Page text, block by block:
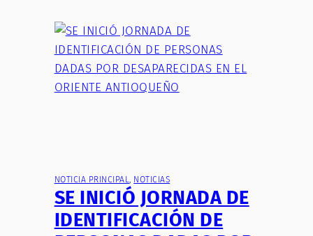
NOTICIA PRINCIPAL NOTICIAS
SE INICIÓ JORNADA DE
IDENTIFICACIÓN DE